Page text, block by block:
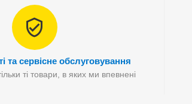
та сервісне обслуговування
ті товари, в яких ми впевнені